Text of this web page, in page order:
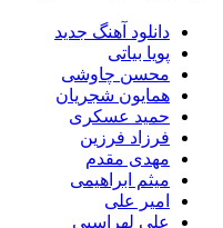
دانلود آهنگ جدید
پویا بیاتی
محسن چاوشی
همایون شجریان
حمید عسکری
فرزاد فرزین
مهدی مقدم
میثم ابراهیمی
امیر علی
علی لهراسبی